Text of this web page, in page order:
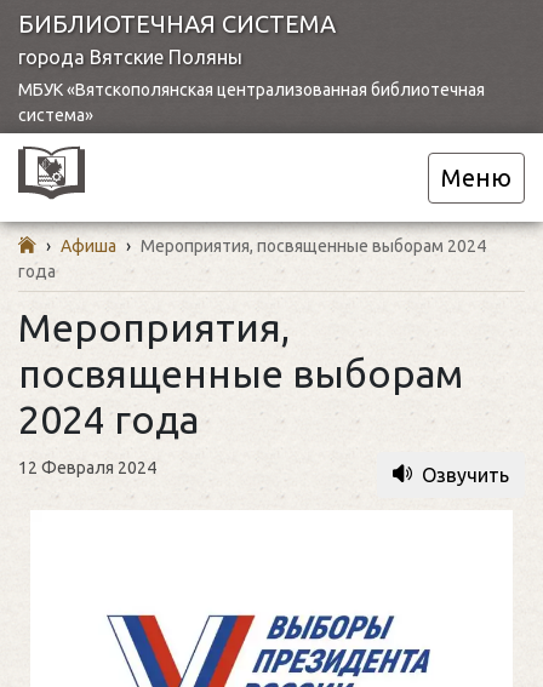
БИБЛИОТЕЧНАЯ СИСТЕМА
города Вятские Поляны
МБУК «Вятскополянская централизованная библиотечная
система»
Меню
› Афиша › Мероприятия, посвященные выборам 2024
года
Мероприятия,
посвященные выборам
2024 года
12 Февраля 2024 Озвучить